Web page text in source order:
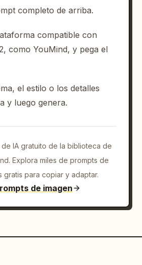
completo de arriba.
compatible con
como YouMind, y pega el
el estilo o los detalles
y luego genera.
IA gratuito de la biblioteca de
Explora miles de prompts de
gratis para copiar y adaptar.
de imagen